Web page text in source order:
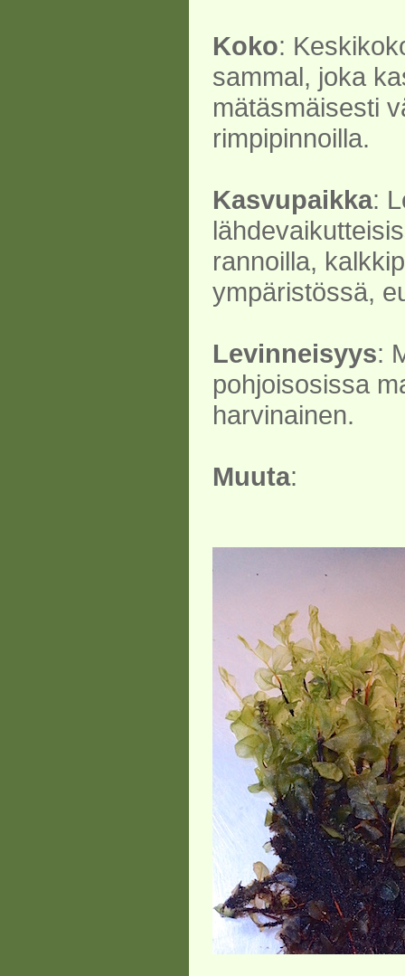
Koko:
sammal, joka
mätäsmäisesti
rimpipinnoilla.
Kasvupaikka:
rannoilla,
ympäristössä,
Levinneisyys:
pohjoisosissa
harvinainen.
Muuta: